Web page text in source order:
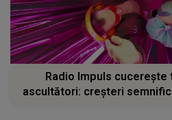
Radio Impuls cucerește
ascultători: creșteri